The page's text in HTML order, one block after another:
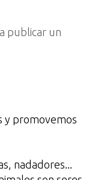
publicar un
y promovemos
nadadores...